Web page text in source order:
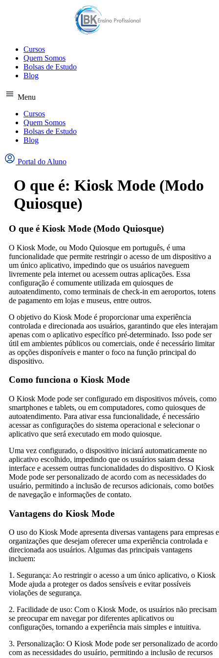
Cursos
Quem Somos
Bolsas de Estudo
Blog
Menu
Cursos
Quem Somos
Bolsas de Estudo
Blog
Portal do Aluno
O que é: Kiosk Mode (Modo
Quiosque)
O que é Kiosk Mode (Modo Quiosque)
O Kiosk Mode, ou Modo Quiosque em português, é uma
funcionalidade que permite restringir o acesso de um dispositivo a
um único aplicativo, impedindo que os usuários naveguem
livremente pela internet ou acessem outras aplicações. Essa
configuração é comumente utilizada em quiosques de
autoatendimento, como terminais de check-in em aeroportos, totens
de pagamento em lojas e museus, entre outros.
O objetivo do Kiosk Mode é proporcionar uma experiência
controlada e direcionada aos usuários, garantindo que eles interajam
apenas com o aplicativo específico pré-determinado. Isso pode ser
útil em ambientes públicos ou comerciais, onde é necessário limitar
as opções disponíveis e manter o foco na função principal do
dispositivo.
Como funciona o Kiosk Mode
O Kiosk Mode pode ser configurado em dispositivos móveis, como
smartphones e tablets, ou em computadores, como quiosques de
autoatendimento. Para ativar essa funcionalidade, é necessário
acessar as configurações do sistema operacional e selecionar o
aplicativo que será executado em modo quiosque.
Uma vez configurado, o dispositivo iniciará automaticamente no
aplicativo escolhido, impedindo que os usuários saiam dessa
interface e acessem outras funcionalidades do dispositivo. O Kiosk
Mode pode ser personalizado de acordo com as necessidades do
usuário, permitindo a inclusão de recursos adicionais, como botões
de navegação e informações de contato.
Vantagens do Kiosk Mode
O uso do Kiosk Mode apresenta diversas vantagens para empresas e
organizações que desejam oferecer uma experiência controlada e
direcionada aos usuários. Algumas das principais vantagens
incluem:
1. Segurança: Ao restringir o acesso a um único aplicativo, o Kiosk
Mode ajuda a proteger os dados sensíveis e evitar possíveis
violações de segurança.
2. Facilidade de uso: Com o Kiosk Mode, os usuários não precisam
se preocupar em navegar por diferentes aplicativos ou
configurações, tornando a experiência mais simples e intuitiva.
3. Personalização: O Kiosk Mode pode ser personalizado de acordo
com as necessidades do usuário, permitindo a inclusão de recursos